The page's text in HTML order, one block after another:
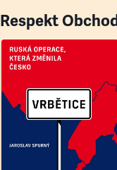
Respekt Obchod